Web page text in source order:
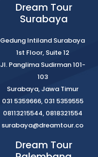
Dream Tour
Surabaya
Gedung Intiland Surabaya
1st Floor, Suite 12
Jl. Panglima Sudirman 101-
103
Surabaya, Jawa Timur
031 5359666, 031 5359555
08113215544, 0818321554
surabaya@dreamtour.co
Dream Tour